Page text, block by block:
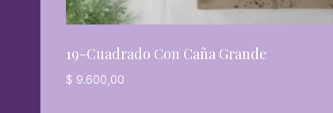
19-Cuadrado Con Caña Grande
$ 9.600,00